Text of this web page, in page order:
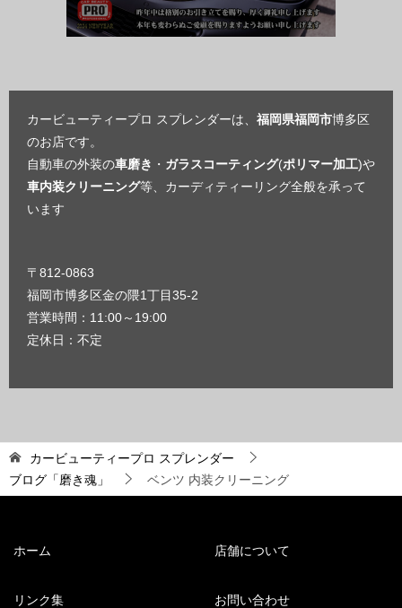
カービューティープロ スプレンダーは、 福岡県福岡市博多区
のお店です。
自動車の外装の車磨き ・ ガラスコーティング(ポリマー加工)や
車内装クリーニング等、カーディティーリング全般を承って
います
〒812-0863
福岡市博多区金の隈1丁目35-2
営業時間：11:00～19:00
定休日：不定
カービューティープロ スプレンダー
ブログ「磨き魂」
ベンツ 内装クリーニング
ホーム 店舗について
リンク集 お問い合わせ